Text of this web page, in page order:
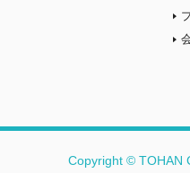
Copyright © TOHAN